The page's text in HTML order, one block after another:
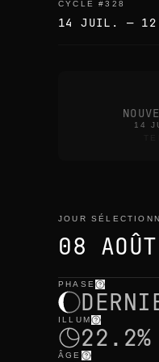
CYCLE #328
14 JUIL. — 12
14
JOUR
08
jour sélectionné
PHASE
ILLUM
22.2%
ÂGE